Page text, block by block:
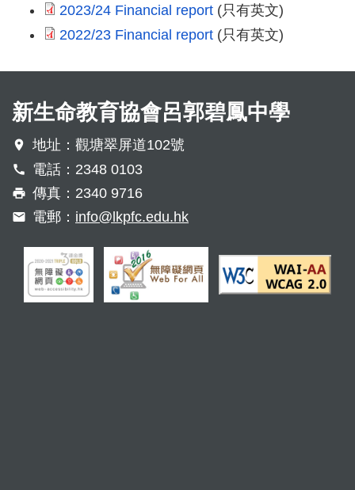
2023/24 Financial report (只有英文)
2022/23 Financial report (只有英文)
新生命教育協會呂郭碧鳳中學
地址：觀塘翠屏道102號
電話：2348 0103
傳真：2340 9716
電郵： info@lkpfc.edu.hk